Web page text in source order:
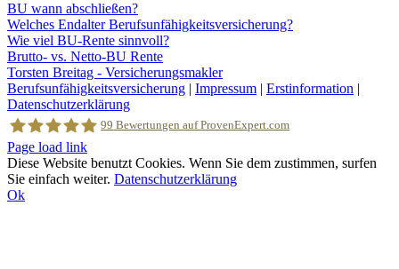
BU wann abschließen?
Welches Endalter Berufsunfähigkeitsversicherung?
Wie viel BU-Rente sinnvoll?
Brutto- vs. Netto-BU Rente
Torsten Breitag - Versicherungsmakler
Berufsunfähigkeitsversicherung | Impressum | Erstinformation |
Datenschutzerklärung
Torsten Breitag Versicherungsmakler
99 Bewertungen auf ProvenExpert.com
Facebook
Page load link
Diese Website benutzt Cookies. Wenn Sie dem zustimmen, surfen
Sie einfach weiter. Datenschutzerklärung
Ok